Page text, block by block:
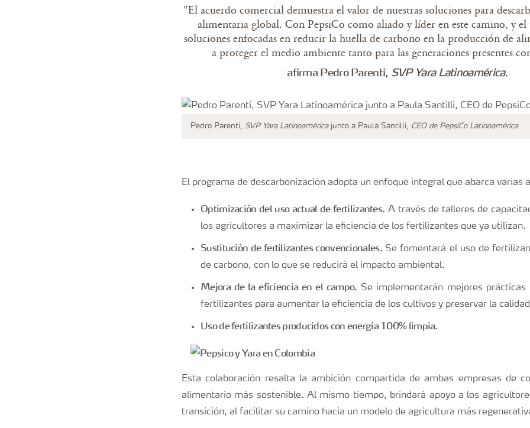
"El acuerdo comercial demuestra el valor de nuestras soluciones para
alimentaria global. Con PepsiCo como aliado y líder en este camino, y el
soluciones enfocadas en reducir la huella de carbono en la producción de
a proteger el medio ambiente tanto para las generaciones presentes
afirma Pedro Parenti, SVP Yara Latinoamérica.
Pedro Parenti, SVP Yara Latinoaméricajunto a Paula Santilli, CEO de PepsiCo Latinoamérica
El programa de descarbonización adopta un enfoque integral que abarca varias
Optimización del uso actual de fertilizantes. A través de talleres de
los agricultores a maximizar la eficiencia de los fertilizantes que ya utilizan.
Sustitución de fertilizantes convencionales.Se fomentará el uso de
de carbono, con lo que se reducirá el impacto ambiental.
Mejora de la eficiencia en el campo. Se implementarán mejores prácticas
fertilizantes para aumentar la eficiencia de los cultivos y preservar la
Uso de fertilizantes producidos con energía 100% limpia.
Esta colaboración resalta la ambición compartida de ambas empresas de
alimentario más sostenible. Al mismo tiempo, brindará apoyo a los
transición, al facilitar su camino hacia un modelo de agricultura más